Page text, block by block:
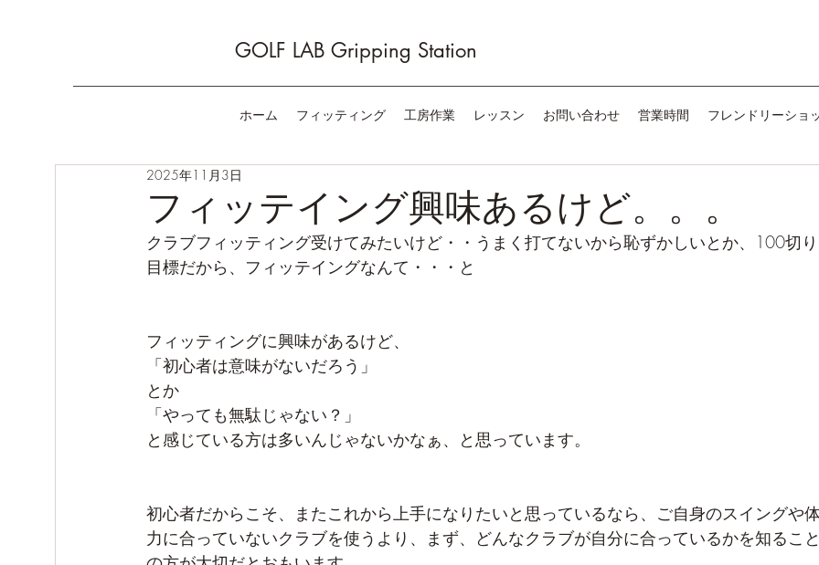
GOLF LAB Gripping Station
ホーム フィッティング 工房作業 レッスン お問い合わせ 営業時間 フレンドリーショ
フィッテイング興味あるけど。。。
2025年11月3日
クラブフィッティング受けてみたいけど・・うまく打てないから恥ずかしいとか、100切り
目標だから、フィッテイングなんて・・・と
フィッティングに興味があるけど、
「初心者は意味がないだろう」
とか
「やっても無駄じゃない？」
と感じている方は多いんじゃないかなぁ、と思っています。
初心者だからこそ、またこれから上手になりたいと思っているなら、ご自身のスイングや
力に合っていないクラブを使うより、まず、どんなクラブが自分に合っているかを知ること